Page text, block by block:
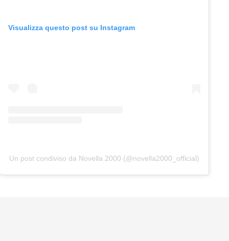
Visualizza questo post su Instagram
Un post condiviso da Novella 2000 (@novella2000_official)